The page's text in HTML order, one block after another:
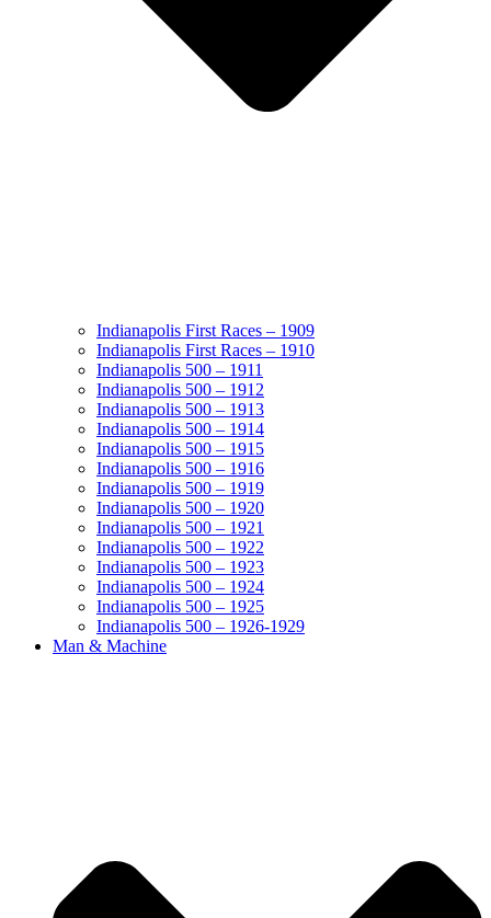
Indianapolis First Races – 1909
Indianapolis First Races – 1910
Indianapolis 500 – 1911
Indianapolis 500 – 1912
Indianapolis 500 – 1913
Indianapolis 500 – 1914
Indianapolis 500 – 1915
Indianapolis 500 – 1916
Indianapolis 500 – 1919
Indianapolis 500 – 1920
Indianapolis 500 – 1921
Indianapolis 500 – 1922
Indianapolis 500 – 1923
Indianapolis 500 – 1924
Indianapolis 500 – 1925
Indianapolis 500 – 1926-1929
Man & Machine